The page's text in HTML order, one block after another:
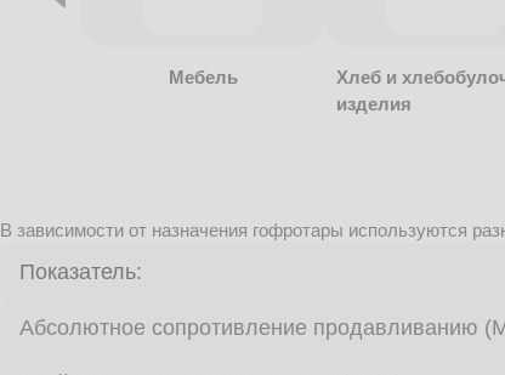
Мебель
Хлеб и
изделия
В зависимости от назначения гофротары используются
Показатель:
Абсолютное сопротивление продавливанию